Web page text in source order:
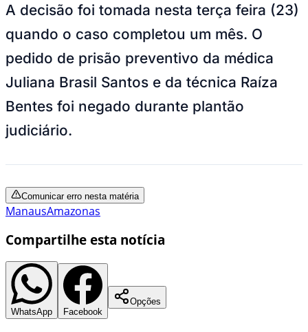
A decisão foi tomada nesta terça feira (23)
quando o caso completou um mês. O
pedido de prisão preventivo da médica
Juliana Brasil Santos e da técnica Raíza
Bentes foi negado durante plantão
judiciário.
Comunicar erro nesta matéria
ManausAmazonas
Compartilhe esta notícia
WhatsApp Facebook
Opções